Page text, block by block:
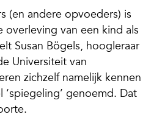
(en andere opvoeders) is
van een kind als
Susan Bögels, hoogleraar
Universiteit van
zichzelf namelijk kennen
genoemd. Dat